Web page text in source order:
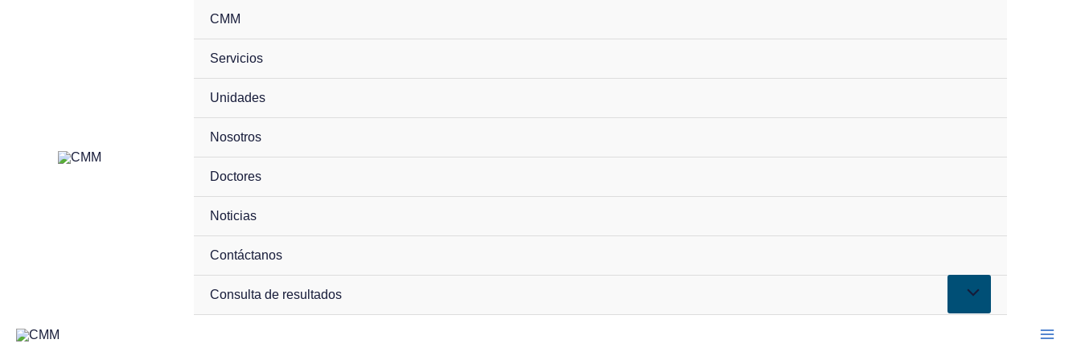
CMM
Servicios
Unidades
Nosotros
Doctores
Noticias
Contáctanos
Consulta de resultados